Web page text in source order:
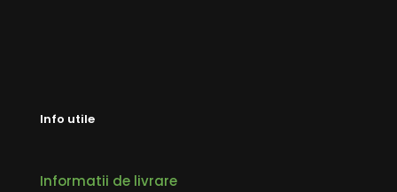
Info utile
Informatii de livrare